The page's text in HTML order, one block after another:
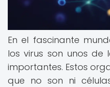
En el fascinante
los virus son unos de
importantes. Estos
que no son ni